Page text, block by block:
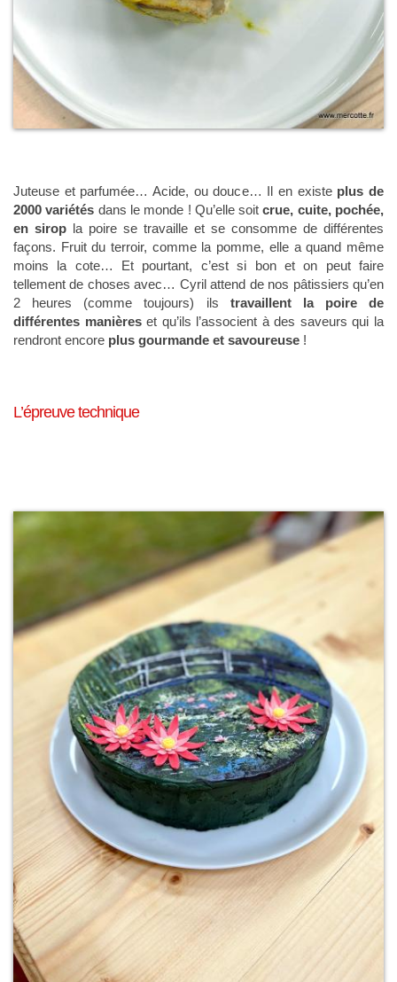
Juteuse et parfumée… Acide, ou douce… Il en existe plus de
2000 variétés dans le monde ! Qu’elle soit crue, cuite, pochée,
en sirop la poire se travaille et se consomme de différentes
façons. Fruit du terroir, comme la pomme, elle a quand même
moins la cote… Et pourtant, c’est si bon et on peut faire
tellement de choses avec… Cyril attend de nos pâtissiers qu’en
2 heures (comme toujours) ils travaillent la poire de
différentes manièreset qu’ils l’associent à des saveurs qui la
rendront encore plus gourmande et savoureuse !
L’épreuve technique